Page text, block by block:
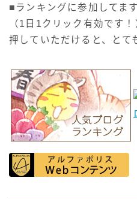
■ランキングに参加してま
（1日1クリック有効です！
押していただけると、とて